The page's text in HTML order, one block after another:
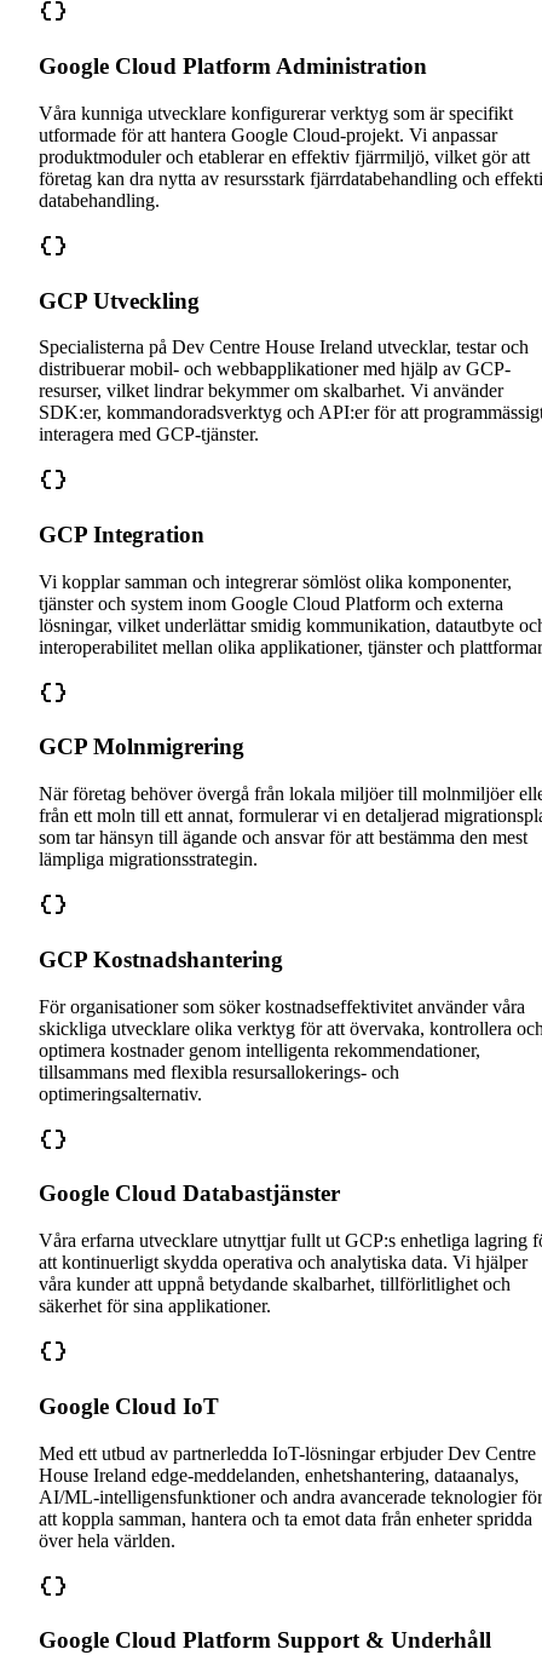
Google Cloud Platform Administration
Våra kunniga utvecklare konfigurerar verktyg som är specifikt
utformade för att hantera Google Cloud-projekt. Vi anpassar
produktmoduler och etablerar en effektiv fjärrmiljö, vilket gör att
företag kan dra nytta av resursstark fjärrdatabehandling och
databehandling.
GCP Utveckling
Specialisterna på Dev Centre House Ireland utvecklar, testar och
distribuerar mobil- och webbapplikationer med hjälp av GCP-
resurser, vilket lindrar bekymmer om skalbarhet. Vi använder
SDK:er, kommandoradsverktyg och API:er för att
interagera med GCP-tjänster.
GCP Integration
Vi kopplar samman och integrerar sömlöst olika komponenter,
tjänster och system inom Google Cloud Platform och externa
lösningar, vilket underlättar smidig kommunikation, datautbyte
interoperabilitet mellan olika applikationer, tjänster och
GCP Molnmigrering
När företag behöver övergå från lokala miljöer till molnmiljöer
från ett moln till ett annat, formulerar vi en detaljerad
som tar hänsyn till ägande och ansvar för att bestämma den mest
lämpliga migrationsstrategin.
GCP Kostnadshantering
För organisationer som söker kostnadseffektivitet använder våra
skickliga utvecklare olika verktyg för att övervaka, kontrollera
optimera kostnader genom intelligenta rekommendationer,
tillsammans med flexibla resursallokerings- och
optimeringsalternativ.
Google Cloud Databastjänster
Våra erfarna utvecklare utnyttjar fullt ut GCP:s enhetliga lagring
att kontinuerligt skydda operativa och analytiska data. Vi hjälper
våra kunder att uppnå betydande skalbarhet, tillförlitlighet och
säkerhet för sina applikationer.
Google Cloud IoT
Med ett utbud av partnerledda IoT-lösningar erbjuder Dev Centre
House Ireland edge-meddelanden, enhetshantering, dataanalys,
AI/ML-intelligensfunktioner och andra avancerade teknologier för
att koppla samman, hantera och ta emot data från enheter spridda
över hela världen.
Google Cloud Platform Support & Underhåll